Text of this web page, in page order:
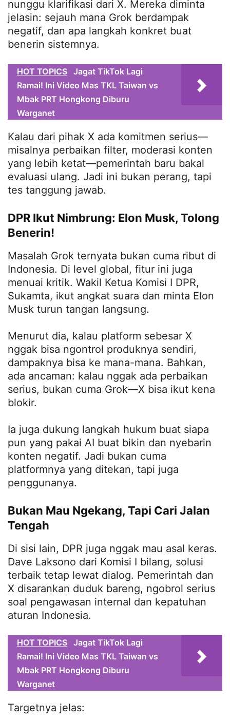
nunggu klarifikasi dari X. Mereka diminta
jelasin: sejauh mana Grok berdampak
negatif, dan apa langkah konkret buat
benerin sistemnya.
HOT TOPICS Jagat TikTok Lagi
Ramai! Ini Video Mas TKL Taiwan vs
Mbak PRT Hongkong Diburu
Warganet
Kalau dari pihak X ada komitmen serius—
misalnya perbaikan filter, moderasi konten
yang lebih ketat—pemerintah baru bakal
evaluasi ulang. Jadi ini bukan perang, tapi
tes tanggung jawab.
DPR Ikut Nimbrung: Elon Musk, Tolong
Benerin!
Masalah Grok ternyata bukan cuma ribut di
Indonesia. Di level global, fitur ini juga
menuai kritik. Wakil Ketua Komisi I DPR,
Sukamta, ikut angkat suara dan minta Elon
Musk turun tangan langsung.
Menurut dia, kalau platform sebesar X
nggak bisa ngontrol produknya sendiri,
dampaknya bisa ke mana-mana. Bahkan,
ada ancaman: kalau nggak ada perbaikan
serius, bukan cuma Grok—X bisa ikut kena
blokir.
Ia juga dukung langkah hukum buat siapa
pun yang pakai AI buat bikin dan nyebarin
konten negatif. Jadi bukan cuma
platformnya yang ditekan, tapi juga
penggunanya.
Bukan Mau Ngekang, Tapi Cari Jalan
Tengah
Di sisi lain, DPR juga nggak mau asal keras.
Dave Laksono dari Komisi I bilang, solusi
terbaik tetap lewat dialog. Pemerintah dan
X disarankan duduk bareng, ngobrol serius
soal pengawasan internal dan kepatuhan
aturan Indonesia.
HOT TOPICS Jagat TikTok Lagi
Ramai! Ini Video Mas TKL Taiwan vs
Mbak PRT Hongkong Diburu
Warganet
Targetnya jelas: